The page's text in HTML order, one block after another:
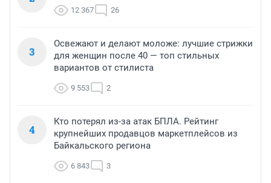
12 367 26
3
Освежают и делают моложе: лучшие стрижки
для женщин после 40 — топ стильных
вариантов от стилиста
9 553 2
4
Кто потерял из-за атак БПЛА. Рейтинг
крупнейших продавцов маркетплейсов из
Байкальского региона
6 843 3